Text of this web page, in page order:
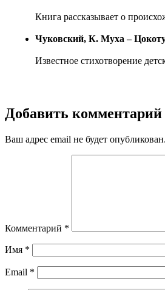
Книга рассказывает о
Чуковский, К. Муха –
Известное стихотворение
Добавить комментарий
Ваш адрес email не будет опубликован.
Комментарий *
Имя *
Email *